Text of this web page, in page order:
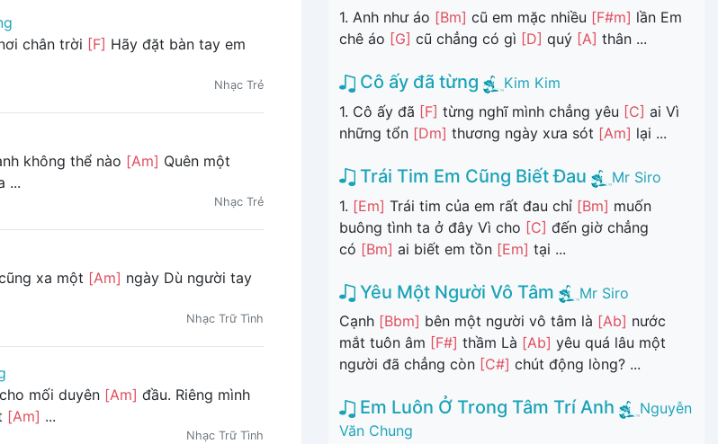
chân trời [F] Hãy đặt bàn tay em
Nhạc Trẻ
không thể nào [Am] Quên một
...
Nhạc Trẻ
xa một [Am] ngày Dù người tay
Nhạc Trữ Tình
cho mối duyên [Am] đầu. Riêng mình
[Am] ...
Nhạc Trữ Tình
1. Anh như áo [Bm] cũ em mặc nhiều [F#m] lần Em
chê áo [G] cũ chẳng có gì [D] quý [A] thân ...
Cô ấy đã từng
Kim Kim
1. Cô ấy đã [F] từng nghĩ mình chẳng yêu [C] ai Vì
những tổn [Dm] thương ngày xưa sót [Am] lại ...
Trái Tim Em Cũng Biết Đau
Mr Siro
1. [Em] Trái tim của em rất đau chỉ [Bm] muốn
buông tình ta ở đây Vì cho [C] đến giờ chẳng
có [Bm] ai biết em tồn [Em] tại ...
Yêu Một Người Vô Tâm
Mr Siro
Cạnh [Bbm] bên một người vô tâm là [Ab] nước
mắt tuôn âm [F#] thầm Là [Ab] yêu quá lâu một
người đã chẳng còn [C#] chút động lòng? ...
Em Luôn Ở Trong Tâm Trí Anh
Nguyễn
Văn Chung